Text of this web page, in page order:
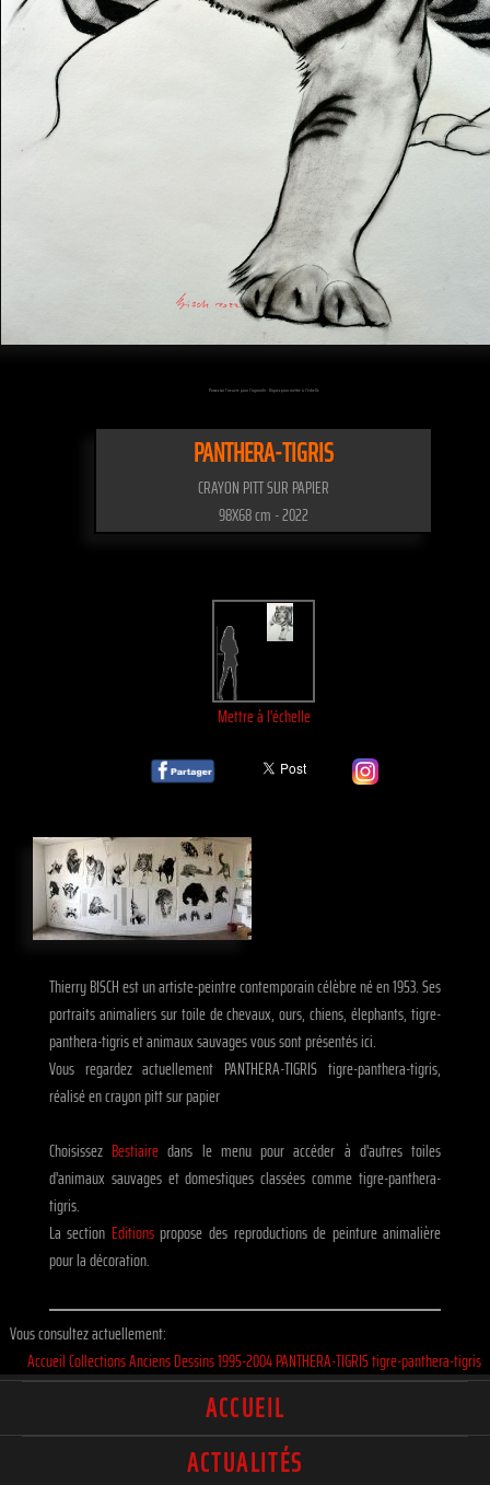
Passez sur l'oeuvre pour l'agrandir - Cliquez pour mettre à l'échelle
PANTHERA-TIGRIS
CRAYON PITT SUR PAPIER
98X68 cm - 2022
Mettre à l'échelle
Thierry BISCH est un artiste-peintre contemporain célèbre né en 1953. Ses
portraits animaliers sur toile de chevaux, ours, chiens, élephants, tigre-
panthera-tigris et animaux sauvages vous sont présentés ici.
Vous regardez actuellement PANTHERA-TIGRIS tigre-panthera-tigris,
réalisé en crayon pitt sur papier
Choisissez Bestiaire dans le menu pour accéder à d'autres toiles
d'animaux sauvages et domestiques classées comme tigre-panthera-
tigris.
La section Editionspropose des reproductions de peinture animalière
pour la décoration.
Vous consultez actuellement:
AccueilCollectionsAnciensDessins1995-2004PANTHERA-TIGRIS tigre-panthera-tigris
ACCUEIL
ACTUALITÉS